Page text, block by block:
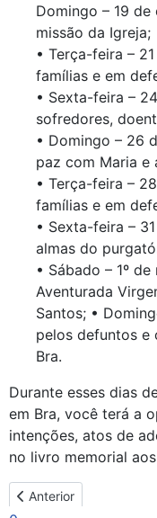
Domingo – 19
missão da Igreja;
• Terça-feira –
famílias e em
• Sexta-feira –
sofredores,
• Domingo – 26
paz com Maria e
• Terça-feira –
famílias e em
• Sexta-feira –
almas do
• Sábado – 1º
Aventurada
Santos; •
pelos defuntos e
Bra.
Durante esses dias
em Bra, você terá a
intenções, atos de
no livro memorial
Artigo anterior: Nossa
Anterior